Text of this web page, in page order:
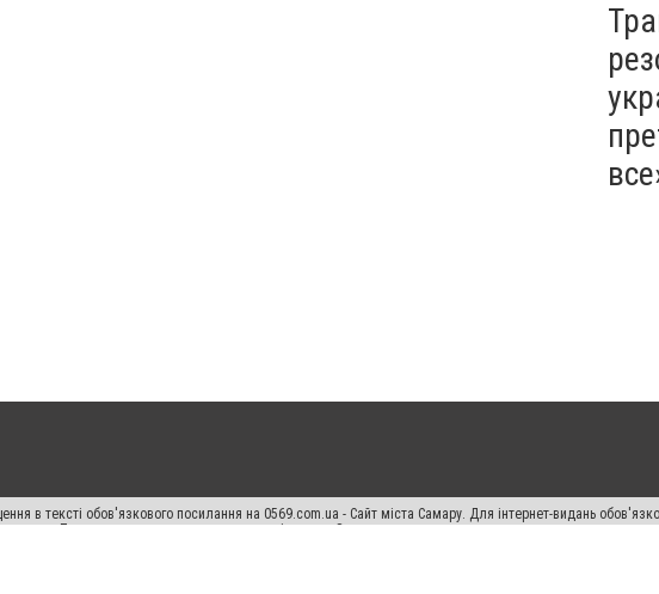
в тексті обов'язкового посилання на 0569.com.ua - Сайт міста Самару. Для інтернет-видань
Порушення виняткових прав переслідується Законом.